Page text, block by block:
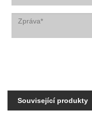
Související produkty